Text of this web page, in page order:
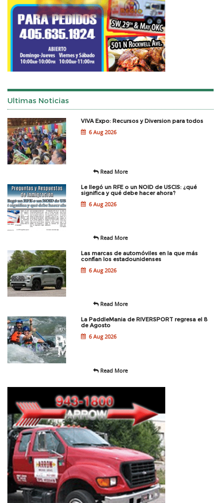
Ultimas Noticias
VIVA Expo: Recursos y Diversion para todos
6 Aug 2026
Read More
Le llegó un RFE o un NOID de USCIS: ¿qué
significa y qué debe hacer ahora?
6 Aug 2026
Read More
Las marcas de automóviles en la que más
confían los estadounidenses
6 Aug 2026
Read More
La PaddleMania de RIVERSPORT regresa el 8
de Agosto
6 Aug 2026
Read More